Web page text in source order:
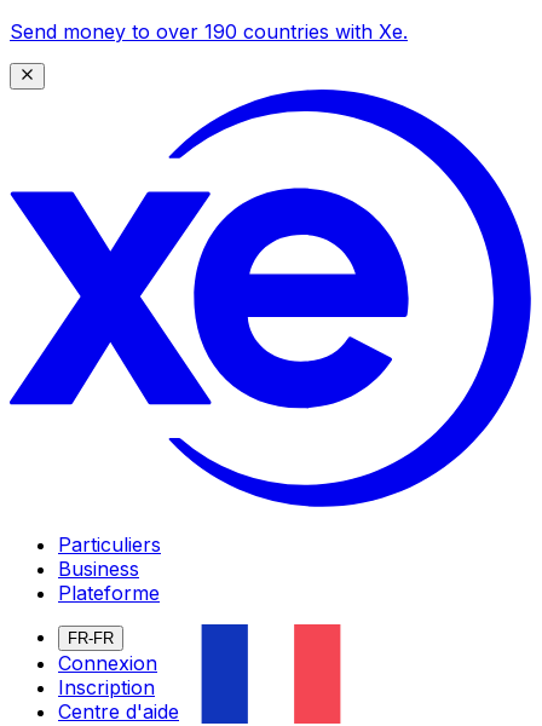
Send money to over 190 countries with Xe.
Particuliers
Business
Plateforme
FR-FR
Connexion
Inscription
Centre d'aide